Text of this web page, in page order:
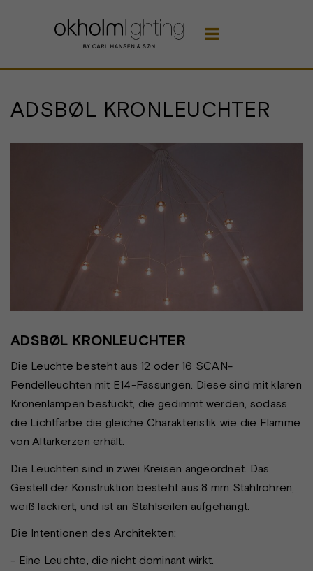

ADSBØL KRONLEUCHTER
ADSBØL KRONLEUCHTER
Die Leuchte besteht aus 12 oder 16 SCAN-
Pendelleuchten mit E14-Fassungen. Diese sind mit klaren
Kronenlampen bestückt, die gedimmt werden, sodass
die Lichtfarbe die gleiche Charakteristik wie die Flamme
von Altarkerzen erhält.
Die Leuchten sind in zwei Kreisen angeordnet. Das
Gestell der Konstruktion besteht aus 8 mm Stahlrohren,
weiß lackiert, und ist an Stahlseilen aufgehängt.
Die Intentionen des Architekten:
- Eine Leuchte, die nicht dominant wirkt.